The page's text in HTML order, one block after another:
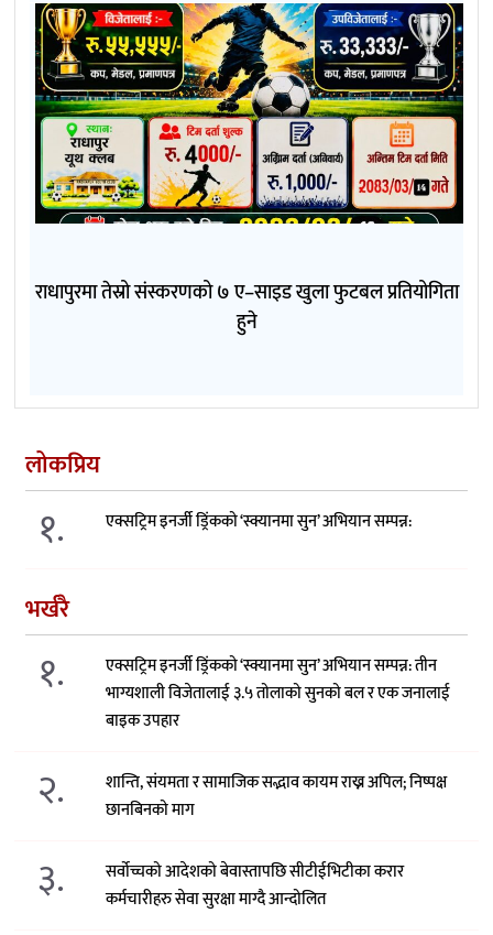
राधापुरमा तेस्रो संस्करणको ७ ए–साइड खुला फुटबल प्रतियोगिता
हुने
लोकप्रिय
१. एक्सट्रिम इनर्जी ड्रिंकको ‘स्क्यानमा सुन’ अभियान सम्पन्न:
भर्खरै
१.
एक्सट्रिम इनर्जी ड्रिंकको ‘स्क्यानमा सुन’ अभियान सम्पन्न: तीन
भाग्यशाली विजेतालाई ३.५ तोलाको सुनको बल र एक जनालाई
बाइक उपहार
२.
शान्ति, संयमता र सामाजिक सद्भाव कायम राख्न अपिल; निष्पक्ष
छानबिनको माग
३.
सर्वोच्चको आदेशको बेवास्तापछि सीटीईभिटीका करार
कर्मचारीहरु सेवा सुरक्षा माग्दै आन्दोलित